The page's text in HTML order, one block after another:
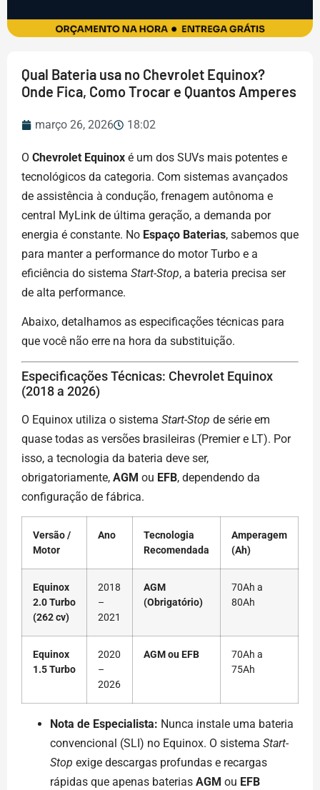
Qual Bateria usa no Chevrolet Equinox?
Onde Fica, Como Trocar e Quantos Amperes
março 26, 2026 18:02
O Chevrolet Equinox é um dos SUVs mais potentes e
tecnológicos da categoria. Com sistemas avançados
de assistência à condução, frenagem autônoma e
central MyLink de última geração, a demanda por
energia é constante. No Espaço Baterias, sabemos que
para manter a performance do motor Turbo e a
eficiência do sistema Start-Stop, a bateria precisa ser
de alta performance.
Abaixo, detalhamos as especificações técnicas para
que você não erre na hora da substituição.
Especificações Técnicas: Chevrolet Equinox
(2018 a 2026)
O Equinox utiliza o sistema Start-Stop de série em
quase todas as versões brasileiras (Premier e LT). Por
isso, a tecnologia da bateria deve ser,
obrigatoriamente, AGM ou EFB, dependendo da
configuração de fábrica.
Versão /
Motor
Ano
Tecnologia
Recomendada
Amperagem
(Ah)
Equinox
2.0 Turbo
(262 cv)
2018
–
2021
AGM
(Obrigatório)
70Ah a
80Ah
Equinox
1.5 Turbo
2020
–
2026
AGM ou EFB
70Ah a
75Ah
Nota de Especialista: Nunca instale uma bateria
convencional (SLI) no Equinox. O sistema Start-
Stop exige descargas profundas e recargas
rápidas que apenas baterias AGM ou EFB